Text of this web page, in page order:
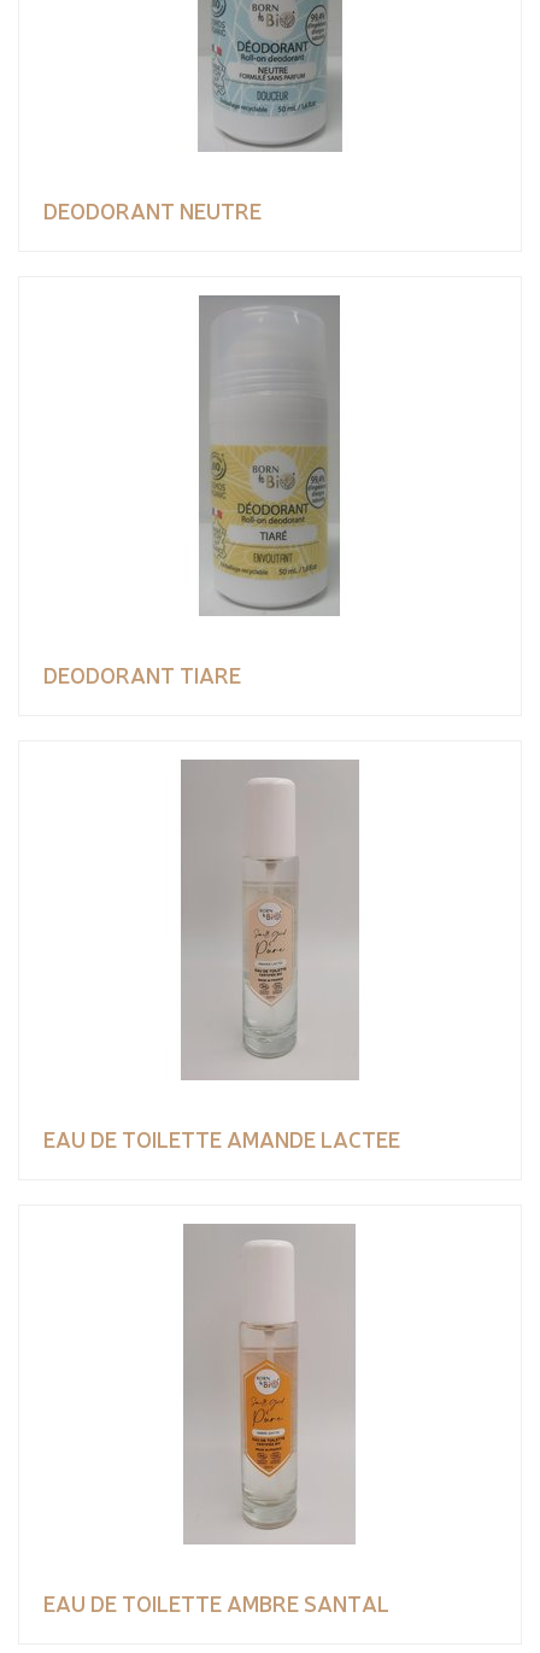
DEODORANT NEUTRE
DEODORANT TIARE
EAU DE TOILETTE AMANDE LACTEE
EAU DE TOILETTE AMBRE SANTAL